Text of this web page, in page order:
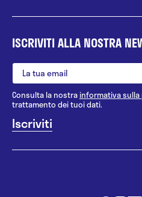
ISCRIVITI ALLA NOSTRA
Consulta la nostrainformativa sulla
trattamento dei tuoi dati.